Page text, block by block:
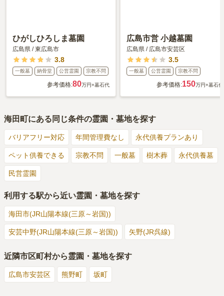
ひがしひろしま墓園
広島県 /東広島市
3.8
一般墓 納骨堂 公営霊園 宗教不問
参考価格:80万円+墓石代
広島市営 小越墓園
広島県 / 広島市安芸区
3.5
一般墓 公営霊園 宗教不問
参考価格:150万円+墓石代
海田町にある同じ条件の霊園・墓地を探す
バリアフリー対応 年間管理費なし 永代供養プランあり
ペット供養できる 宗教不問 一般墓 樹木葬 永代供養墓
民営霊園
利用する駅から近い霊園・墓地を探す
海田市(JR山陽本線(三原～岩国))
安芸中野(JR山陽本線(三原～岩国)) 矢野(JR呉線)
近隣市区町村から霊園・墓地を探す
広島市安芸区 熊野町 坂町